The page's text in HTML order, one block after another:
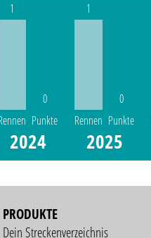
1
0
Punkte
2024
1
Rennen
0
Punkte
2025
PRODUKTE
Dein Streckenverzeichnis